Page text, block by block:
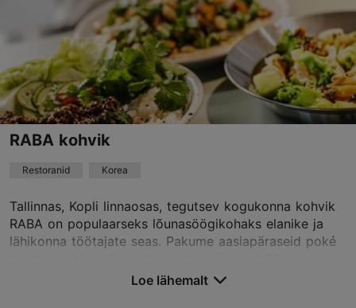
Restoranid, Moodne Euroopa köök
Loe lähemalt
hei@barbarea.ee
+372 5887 9777
Best Restaurants
RABA kohvik
Restoranid Korea
Tallinnas, Kopli linnaosas, tegutsev kogukonna kohvik
RABA on populaarseks lõunasöögikohaks elanike ja
lähikonna töötajate seas. Pakume aasiapäraseid poké
Loe lähemalt